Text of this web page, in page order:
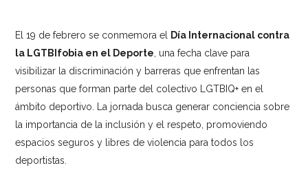
El 19 de febrero se conmemora el
Día Internacional contra
la LGTBIfobia en el Deporte , una fecha clave para
visibilizar la discriminación y barreras que enfrentan las
personas que forman parte del colectivo LGTBIQ+ en el
ámbito deportivo. La jornada busca generar conciencia sobre
la importancia de la inclusión y el respeto, promoviendo
espacios seguros y libres de violencia para todos los
deportistas.